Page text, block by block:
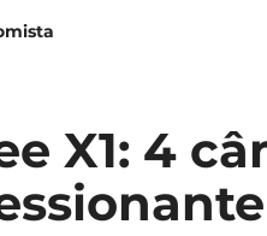
X1: 4